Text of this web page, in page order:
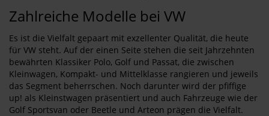
Zahlreiche Modelle bei VW
Es ist die Vielfalt gepaart mit exzellenter Qualität, die heute
für VW steht. Auf der einen Seite stehen die seit Jahrzehnten
bewährten Klassiker Polo, Golf und Passat, die zwischen
Kleinwagen, Kompakt- und Mittelklasse rangieren und jeweils
das Segment beherrschen. Noch darunter wird der pfiffige
up! als Kleinstwagen präsentiert und auch Fahrzeuge wie der
Golf Sportsvan oder Beetle und Arteon prägen die Vielfalt.